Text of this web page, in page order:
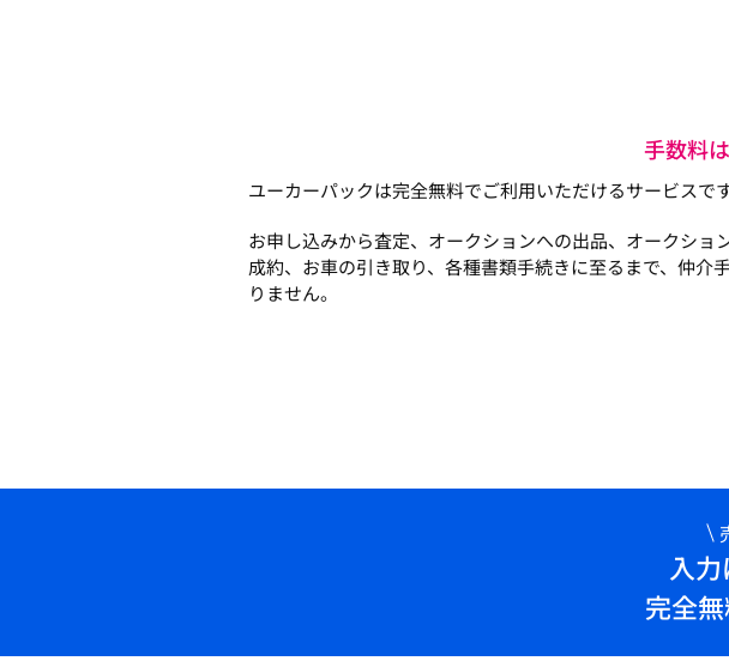
手数料
ユーカーパックは完全無料でご利用いただけるサービスです
お申し込みから査定、オークションへの出品、オークショ
成約、お車の引き取り、各種書類手続きに至るまで、仲介
りません。
入
完全